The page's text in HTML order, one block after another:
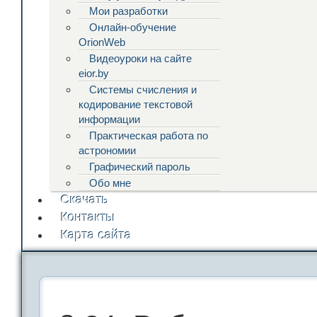
Мои разработки
Онлайн-обучение
OrionWeb
Видеоуроки на сайте
eior.by
Системы счисления и
кодирование текстовой
информации
Практическая работа по
астрономии
Графический пароль
Обо мне
Скачать
Контакты
Карта сайта